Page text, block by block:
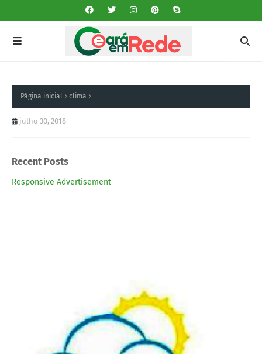
Página inicial clima
julho 30, 2018
Recent Posts
Responsive Advertisement